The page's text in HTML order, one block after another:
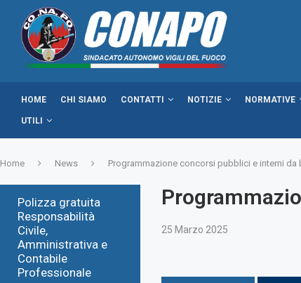
HOME CHI SIAMO CONTATTI NOTIZIE NORMATIVE
UTILI
Home News Programmazione concorsi pubblici e interni da
25 Marzo 2025
Polizza gratuita
Responsabilità
Civile,
Amministrativa e
Contabile
Professionale